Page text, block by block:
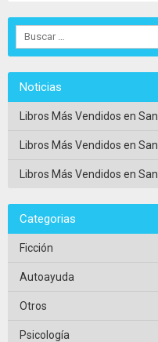
Noticias
Libros Más Vendidos en
Libros Más Vendidos en
Libros Más Vendidos en
Categorias
Ficción
Autoayuda
Otros
Psicología